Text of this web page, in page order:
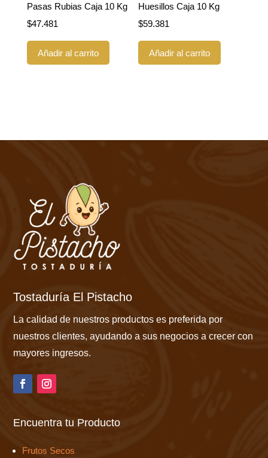
Pasas Rubias Caja 10 Kg
$47.481
Añadir al carrito
Huesillos Caja 10 Kg
$59.381
Añadir al carrito
Tostaduría El Pistacho
La calidad de nuestros productos es preferida por
nuestros clientes, ayudando a sus negocios a crecer con
mayores ingresos.
Encuentra tu Producto
Frutos Secos